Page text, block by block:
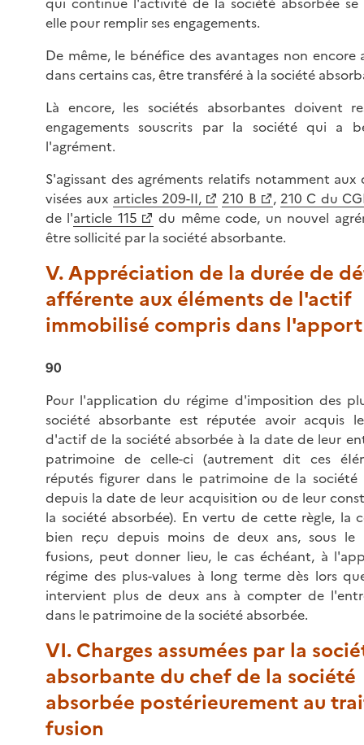
elle pour remplir ses engagements.
De même, le bénéfice des avantages non encore
dans certains cas, être transféré à la société
Là encore, les sociétés absorbantes doivent
engagements souscrits par la société qui a
l'agrément.
S'agissant des agréments relatifs notamment aux
visées aux articles 209-II, 210 B , 210 C du
de l'article 115
du même code, un nouvel
être sollicité par la société absorbante.
V. Appréciation de la durée de
afférente aux éléments de l'actif
immobilisé compris dans l'apport
90
Pour l'application du régime d'imposition des
société absorbante est réputée avoir acquis
d'actif de la société absorbée à la date de leur
patrimoine de celle-ci (autrement dit ces
réputés figurer dans le patrimoine de la société
depuis la date de leur acquisition ou de leur
la société absorbée). En vertu de cette règle, la
bien reçu depuis moins de deux ans, sous le
fusions, peut donner lieu, le cas échéant, à
régime des plus-values à long terme dès lors
intervient plus de deux ans à compter de
dans le patrimoine de la société absorbée.
VI. Charges assumées par la
absorbante du chef de la société
absorbée postérieurement au
fusion